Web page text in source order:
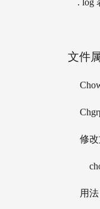
. log
文件
修
用法